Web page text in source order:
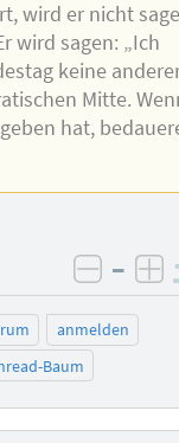
wird er nicht
wird sagen: „Ich
keine
Mitte.
hat,
–
anmelden
Baum